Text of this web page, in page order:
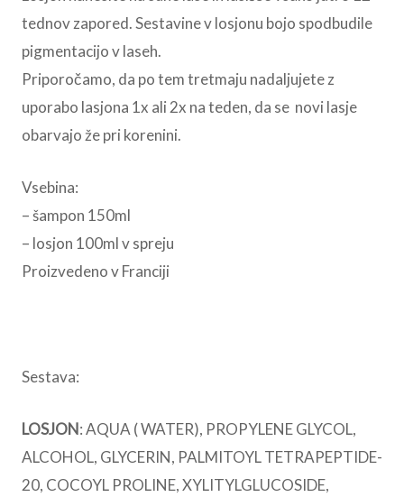
tednov zapored. Sestavine v losjonu bojo spodbudile
pigmentacijo v laseh.
Priporočamo, da po tem tretmaju nadaljujete z
uporabo lasjona 1x ali 2x na teden, da se novi lasje
obarvajo že pri korenini.
Vsebina:
– šampon 150ml
– losjon 100ml v spreju
Proizvedeno v Franciji
Sestava:
LOSJON: AQUA ( WATER), PROPYLENE GLYCOL,
ALCOHOL, GLYCERIN, PALMITOYL TETRAPEPTIDE-
20, COCOYL PROLINE, XYLITYLGLUCOSIDE,